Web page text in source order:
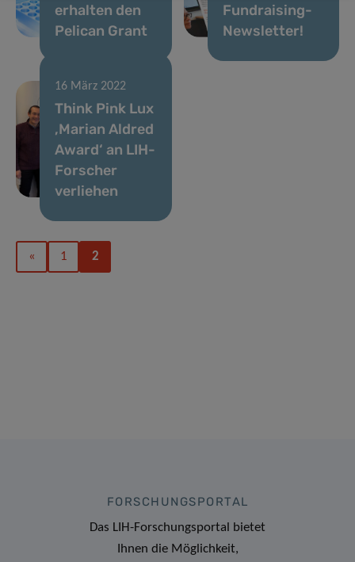
erhalten den
Pelican Grant
Fundraising-
Newsletter!
16 März 2022
Think Pink Lux
‚Marian Aldred
Award‘ an LIH-
Forscher
verliehen
« 1 2
FORSCHUNGSPORTAL
Das LIH-Forschungsportal bietet
Ihnen die Möglichkeit,